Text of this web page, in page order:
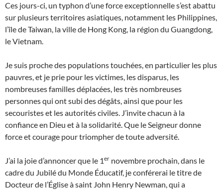
Ces jours-ci, un typhon d’une force exceptionnelle s’est abattu
sur plusieurs territoires asiatiques, notamment les Philippines,
l’île de Taiwan, la ville de Hong Kong, la région du Guangdong,
le Vietnam.
Je suis proche des populations touchées, en particulier les plus
pauvres, et je prie pour les victimes, les disparus, les
nombreuses familles déplacées, les très nombreuses
personnes qui ont subi des dégâts, ainsi que pour les
secouristes et les autorités civiles. J’invite chacun à la
confiance en Dieu et à la solidarité. Que le Seigneur donne
force et courage pour triompher de toute adversité.
J’ai la joie d’annoncer que le 1er novembre prochain, dans le
cadre du Jubilé du Monde Éducatif, je conférerai le titre de
Docteur de l’Église à saint John Henry Newman, qui a